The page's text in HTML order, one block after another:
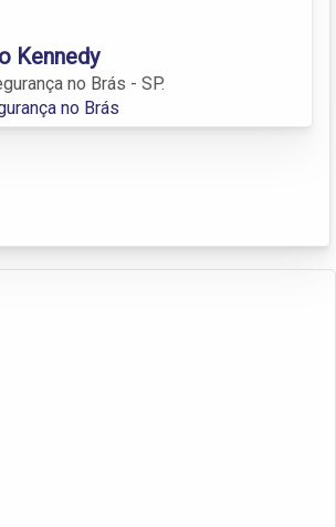
Kennedy
no Brás - SP.
no Brás